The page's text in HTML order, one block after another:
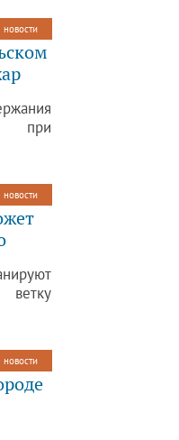
новости
при
д. 17,
новости
ветку
новости